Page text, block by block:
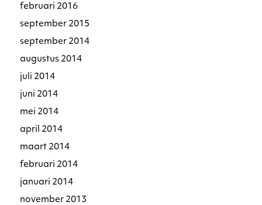
februari 2016
september 2015
september 2014
augustus 2014
juli 2014
juni 2014
mei 2014
april 2014
maart 2014
februari 2014
januari 2014
november 2013